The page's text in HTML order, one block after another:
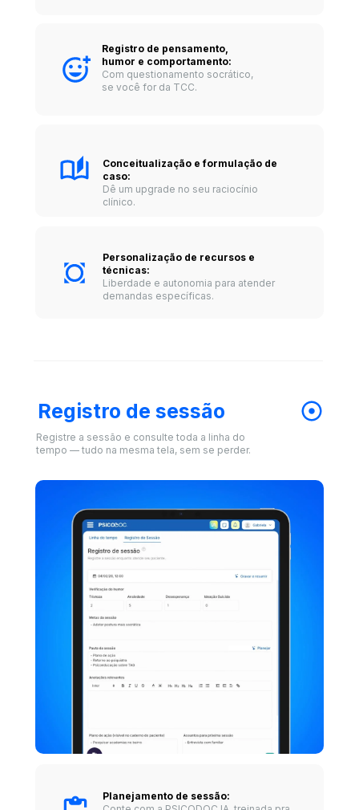
Personalização de recursos e
técnicas:
Liberdade e autonomia para atender
demandas específicas.
Registro de pensamento,
humor e comportamento:
Com questionamento socrático,
se você for da TCC.
Conceitualização e formulação de
caso:
Dê um upgrade no seu raciocínio
clínico.
Planejamento de sessão:
Registro de sessão
Registre a sessão e consulte toda a linha do
tempo — tudo na mesma tela, sem se perder.